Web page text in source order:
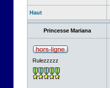
Haut
Princesse Mariana
Rulezzzzz